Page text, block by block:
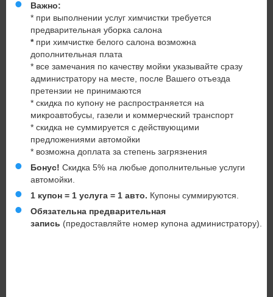
Важно:
* при выполнении услуг химчистки требуется
предварительная уборка салона
* при химчистке белого салона возможна
дополнительная плата
* все замечания по качеству мойки указывайте сразу
администратору на месте, после Вашего отъезда
претензии не принимаются
* скидка по купону не распространяется на
микроавтобусы, газели и коммерческий транспорт
* скидка не суммируется с действующими
предложениями автомойки
* возможна доплата за степень загрязнения
Бонус! Скидка 5% на любые дополнительные услуги
автомойки.
1 купон = 1 услуга = 1 авто. Купоны суммируются.
Обязательна предварительная
запись (предоставляйте номер купона администратору).